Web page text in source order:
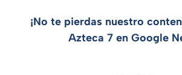
¡No te pierdas nuestro
Azteca 7 en Google